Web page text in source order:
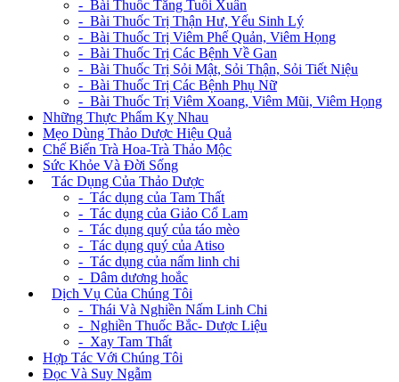
- Bài Thuốc Tăng Tuổi Xuân
- Bài Thuốc Trị Thận Hư, Yếu Sinh Lý
- Bài Thuốc Trị Viêm Phế Quản, Viêm Họng
- Bài Thuốc Trị Các Bệnh Về Gan
- Bài Thuốc Trị Sỏi Mật, Sỏi Thận, Sỏi Tiết Niệu
- Bài Thuốc Trị Các Bệnh Phụ Nữ
- Bài Thuốc Trị Viêm Xoang, Viêm Mũi, Viêm Họng
Những Thực Phẩm Kỵ Nhau
Mẹo Dùng Thảo Dược Hiệu Quả
Chế Biến Trà Hoa-Trà Thảo Mộc
Sức Khỏe Và Đời Sống
Tác Dụng Của Thảo Dược
- Tác dụng của Tam Thất
- Tác dụng của Giảo Cổ Lam
- Tác dụng quý của táo mèo
- Tác dụng quý của Atiso
- Tác dụng của nấm linh chi
- Dâm dương hoắc
Dịch Vụ Của Chúng Tôi
- Thái Và Nghiền Nấm Linh Chi
- Nghiền Thuốc Bắc- Dược Liệu
- Xay Tam Thất
Hợp Tác Với Chúng Tôi
Đọc Và Suy Ngẫm